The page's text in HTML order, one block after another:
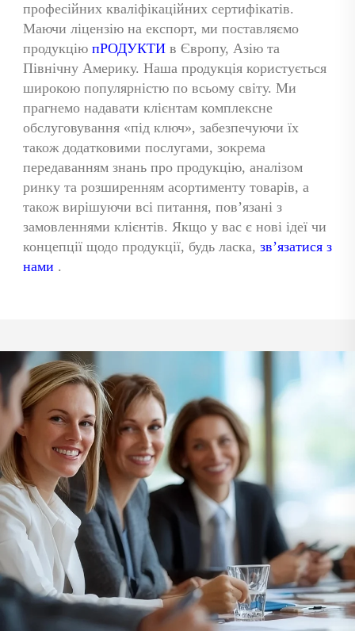
професійних кваліфікаційних сертифікатів.
Маючи ліцензію на експорт, ми поставляємо
продукцію пРОДУКТИ в Європу, Азію та
Північну Америку. Наша продукція користується
широкою популярністю по всьому світу. Ми
прагнемо надавати клієнтам комплексне
обслуговування «під ключ», забезпечуючи їх
також додатковими послугами, зокрема
передаванням знань про продукцію, аналізом
ринку та розширенням асортименту товарів, а
також вирішуючи всі питання, пов’язані з
замовленнями клієнтів. Якщо у вас є нові ідеї чи
концепції щодо продукції, будь ласка, зв’язатися з
нами .